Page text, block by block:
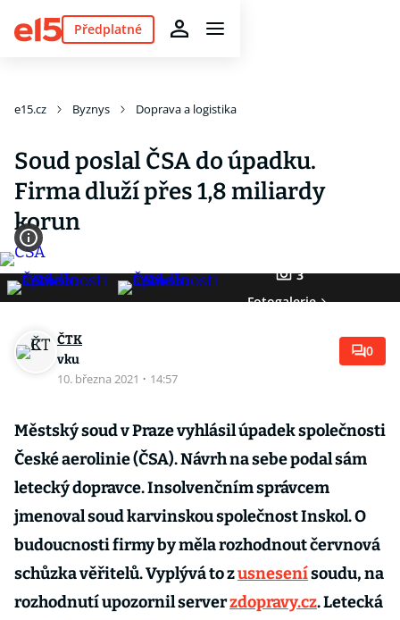
Předplatné
e15.cz Byznys Doprava a logistika
Soud poslal ČSA do úpadku.
Firma dluží přes 1,8 miliardy
korun
3
Fotogalerie
ČTK
vku
10. března 2021 · 14:57
0
Městský soud v Praze vyhlásil úpadek společnosti
České aerolinie (ČSA). Návrh na sebe podal sám
letecký dopravce. Insolvenčním správcem
jmenoval soud karvinskou společnost Inskol. O
budoucnosti firmy by měla rozhodnout červnová
schůzka věřitelů. Vyplývá to zusnesenísoudu, na
rozhodnutí upozornil serverzdopravy.cz. Letecká